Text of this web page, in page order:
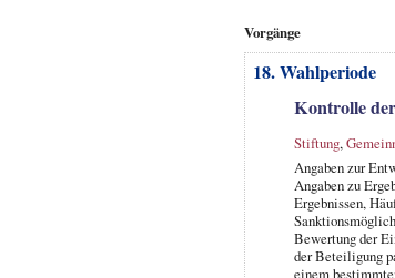
Vorgänge
18. Wahlperiode
Kontrolle
Stiftung,
Angaben zur
Angaben zu
Ergebnissen,
Bewertung der
der Beteiligung
einem